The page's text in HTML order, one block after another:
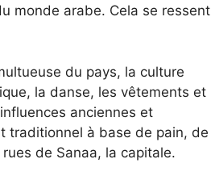
monde arabe. Cela se ressent
du pays, la culture
la danse, les vêtements et
anciennes et
traditionnel à base de pain, de
de Sanaa, la capitale.